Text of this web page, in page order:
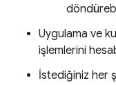
Uygulama ve
işlemlerini
İstediğiniz her